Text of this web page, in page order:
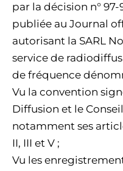
par la décision n° 97-
publiée au Journal
autorisant la SARL
service de
de fréquence
Vu la convention
Diffusion et le
notamment ses
II, III et V ;
Vu les